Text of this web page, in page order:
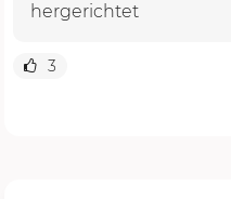
hergerichtet
3